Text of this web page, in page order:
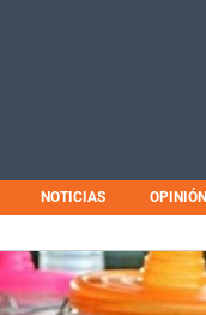
NOTICIAS OPINIÓN